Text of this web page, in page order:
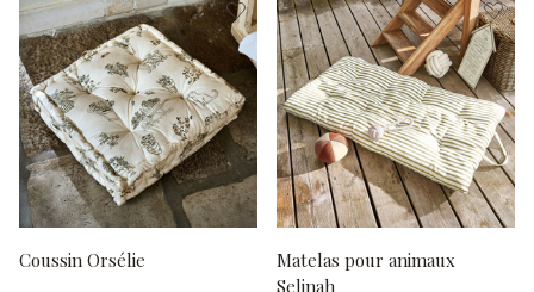
Coussin Orsélie
Matelas pour animaux
Selinah